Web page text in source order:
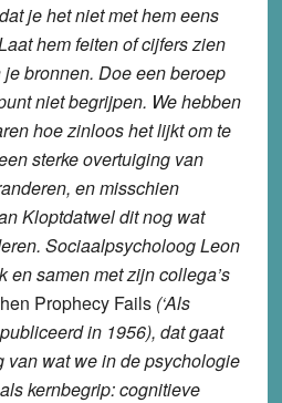
je het niet met hem eens
hem feiten of cijfers zien
bronnen. Doe een beroep
niet begrijpen. We hebben
hoe zinloos het lijkt om te
sterke overtuiging van
en misschien
Kloptdatwel dit nog wat
Sociaalpsycholoog Leon
en samen met zijn collega’s
Prophecy Fails(‘Als
in 1956), dat gaat
van wat we in de psychologie
kernbegrip:cognitieve